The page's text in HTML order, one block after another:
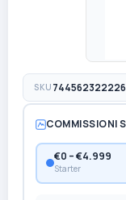
SKU
COMMISSIONI
€0 – €4.999
Starter